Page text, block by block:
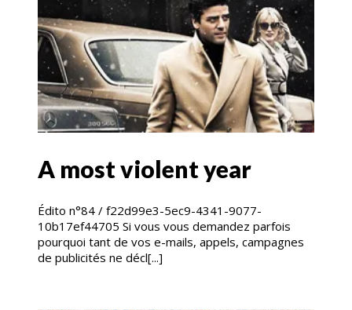
A most violent year
Édito n°84 / f22d99e3-5ec9-4341-9077-
10b17ef44705 Si vous vous demandez parfois
pourquoi tant de vos e-mails, appels, campagnes
de publicités ne décl[...]